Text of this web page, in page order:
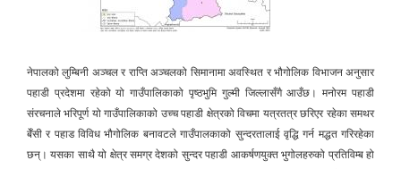
नेपालको लुम्बिनी अञ्चल र राप्ति अञ्चलको सिमानामा अवस्थित र भौगोलिक विभाजन अनुसार
पहाडी प्रदेशमा रहेको यो गाउँपालिकाको पृष्ठभुमि गुल्मी जिल्लासँगै आउँछ। मनोरम पहाडी
संरचनाले भरिपूर्ण यो गाउँपालिकाको उच्च पहाडी क्षेत्रको विचमा यत्रतत्र छरिएर रहेका समथर
बेँसी र पहाड विविध भौगोलिक बनावटले गाउँपालकाको सुन्दरतालाई वृद्धि गर्न मद्धत गरिरहेका
छन्। यसका साथै यो क्षेत्र समग्र देशको सुन्दर पहाडी आकर्षणयुक्त भुगोलहरुको प्रतिविम्ब हो